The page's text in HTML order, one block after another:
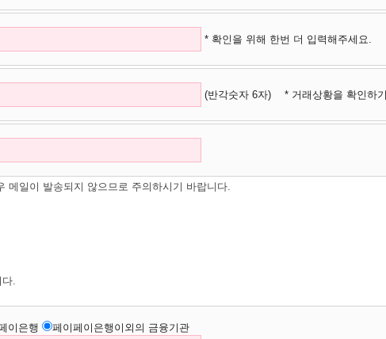
* 확인을 위해 한번 더 입력해주세요.
(반각숫자 6자) * 거래상황을 확인하
메일이 발송되지 않으므로 주의하시기 바랍니다.
.
이은행 페이페이은행이외의 금융기관